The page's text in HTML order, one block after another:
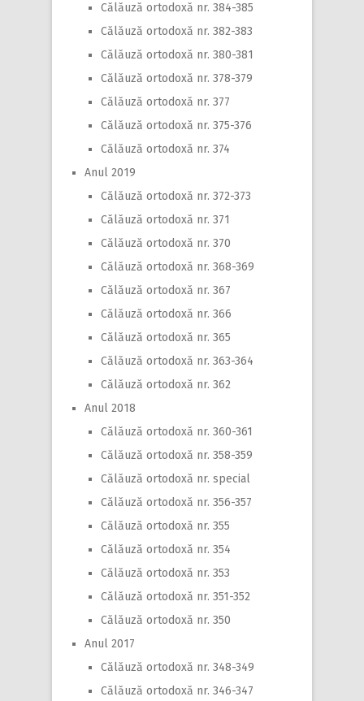
Călăuză ortodoxă nr. 384-385
Călăuză ortodoxă nr. 382-383
Călăuză ortodoxă nr. 380-381
Călăuză ortodoxă nr. 378-379
Călăuză ortodoxă nr. 377
Călăuză ortodoxă nr. 375-376
Călăuză ortodoxă nr. 374
Anul 2019
Călăuză ortodoxă nr. 372-373
Călăuză ortodoxă nr. 371
Călăuză ortodoxă nr. 370
Călăuză ortodoxă nr. 368-369
Călăuză ortodoxă nr. 367
Călăuză ortodoxă nr. 366
Călăuză ortodoxă nr. 365
Călăuză ortodoxă nr. 363-364
Călăuză ortodoxă nr. 362
Anul 2018
Călăuză ortodoxă nr. 360-361
Călăuză ortodoxă nr. 358-359
Călăuză ortodoxă nr. special
Călăuză ortodoxă nr. 356-357
Călăuză ortodoxă nr. 355
Călăuză ortodoxă nr. 354
Călăuză ortodoxă nr. 353
Călăuză ortodoxă nr. 351-352
Călăuză ortodoxă nr. 350
Anul 2017
Călăuză ortodoxă nr. 348-349
Călăuză ortodoxă nr. 346-347